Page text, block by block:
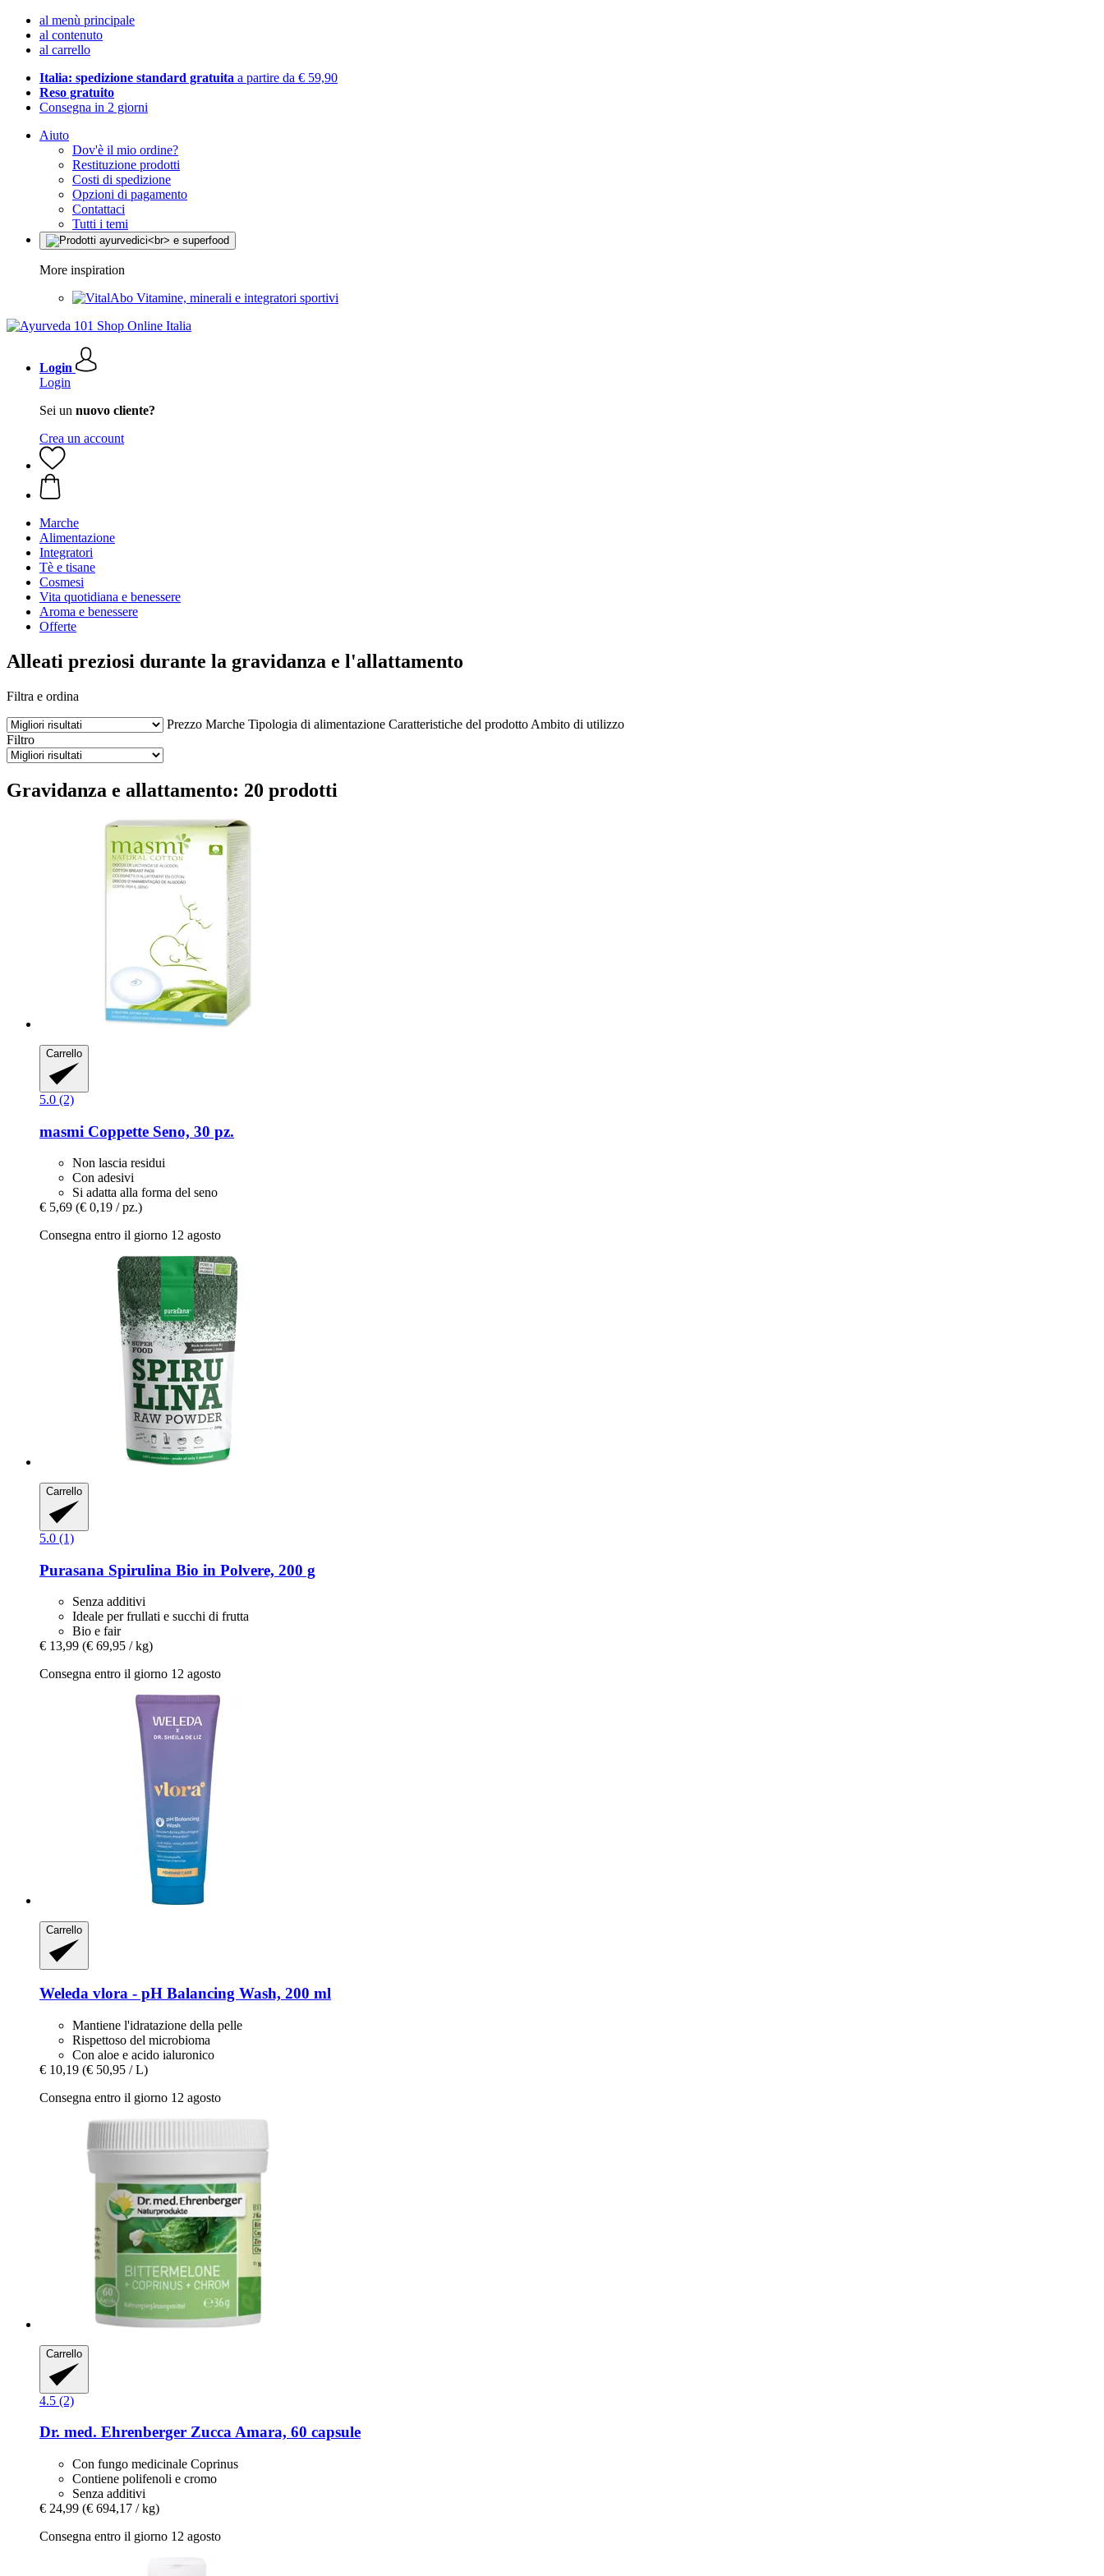
al menù principale
al contenuto
al carrello
Italia: spedizione standard gratuita a partire da € 59,90
Reso gratuito
Consegna in 2 giorni
Aiuto
Dov'è il mio ordine?
Restituzione prodotti
Costi di spedizione
Opzioni di pagamento
Contattaci
Tutti i temi
More inspiration
Vitamine, minerali e integratori sportivi
Login
Login
Sei un nuovo cliente?
Crea un account
Marche
Alimentazione
Integratori
Tè e tisane
Cosmesi
Vita quotidiana e benessere
Aroma e benessere
Offerte
Alleati preziosi durante la gravidanza e l'allattamento
Filtra e ordina
Prezzo Marche Tipologia di alimentazione Caratteristiche del prodotto Ambito di utilizzo
Filtro
Gravidanza e allattamento: 20 prodotti
Carrello
5.0 (2)
masmi Coppette Seno, 30 pz.
Non lascia residui
Con adesivi
Si adatta alla forma del seno
€ 5,69 (€ 0,19 / pz.)
Consegna entro il giorno 12 agosto
Carrello
5.0 (1)
Purasana Spirulina Bio in Polvere, 200 g
Senza additivi
Ideale per frullati e succhi di frutta
Bio e fair
€ 13,99 (€ 69,95 / kg)
Consegna entro il giorno 12 agosto
Carrello
Weleda vlora -​ pH Balancing Wash, 200 ml
Mantiene l'idratazione della pelle
Rispettoso del microbioma
Con aloe e acido ialuronico
€ 10,19 (€ 50,95 / L)
Consegna entro il giorno 12 agosto
Carrello
4.5 (2)
Dr. med. Ehrenberger Zucca Amara, 60 capsule
Con fungo medicinale Coprinus
Contiene polifenoli e cromo
Senza additivi
€ 24,99 (€ 694,17 / kg)
Consegna entro il giorno 12 agosto